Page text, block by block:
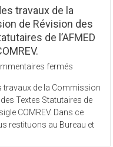
travaux de la
de Révision des
de l’AFMED
fermés
des
travaux
de
la
travaux de la Commission
Textes Statutaires de
COMREV. Dans ce
restituons au Bureau et